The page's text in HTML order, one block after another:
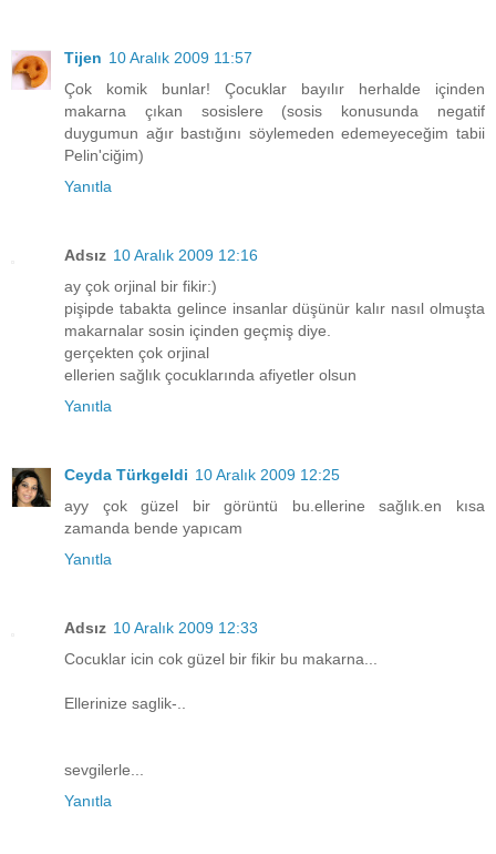
Tijen 10 Aralık 2009 11:57
Çok komik bunlar! Çocuklar bayılır herhalde içinden
makarna çıkan sosislere (sosis konusunda negatif
duygumun ağır bastığını söylemeden edemeyeceğim tabii
Pelin'ciğim)
Yanıtla
Adsız 10 Aralık 2009 12:16
ay çok orjinal bir fikir:)
pişipde tabakta gelince insanlar düşünür kalır nasıl olmuşta
makarnalar sosin içinden geçmiş diye.
gerçekten çok orjinal
ellerien sağlık çocuklarında afiyetler olsun
Yanıtla
Ceyda Türkgeldi 10 Aralık 2009 12:25
ayy çok güzel bir görüntü bu.ellerine sağlık.en kısa
zamanda bende yapıcam
Yanıtla
Adsız 10 Aralık 2009 12:33
Cocuklar icin cok güzel bir fikir bu makarna...
Ellerinize saglik-..
sevgilerle...
Yanıtla